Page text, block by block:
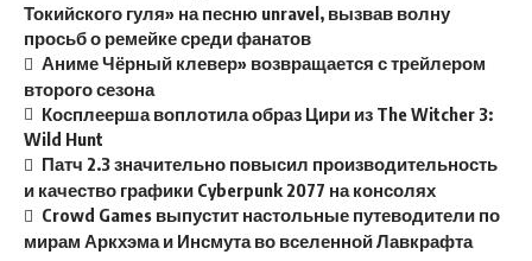
Токийского гуля» на песню unravel, вызвав волну
просьб о ремейке среди фанатов
Аниме Чёрный клевер» возвращается с трейлером
второго сезона
Косплеерша воплотила образ Цири из The Witcher 3:
Wild Hunt
Патч 2.3 значительно повысил производительность
и качество графики Cyberpunk 2077 на консолях
Crowd Games выпустит настольные путеводители по
мирам Аркхэма и Инсмута во вселенной Лавкрафта